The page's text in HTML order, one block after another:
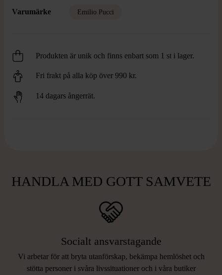
Varumärke Emilio Pucci
Produkten är unik och finns enbart som 1 st i lager.
Fri frakt på alla köp över 990 kr.
14 dagars ångerrät.
HANDLA MED GOTT SAMVETE
Socialt ansvarstagande
Vi arbetar för att bryta utanförskap, bekämpa hemlöshet och
stötta personer i svåra livssituationer och i våra butiker